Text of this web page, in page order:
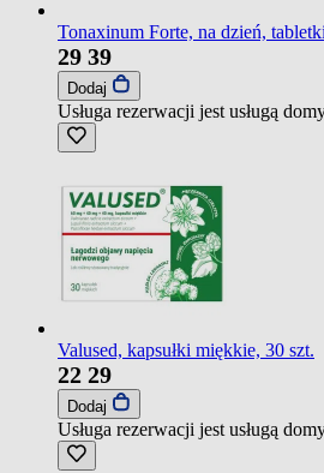
Tonaxinum Forte, na dzień,
29 39
Dodaj
Usługa rezerwacji jest usługą
Valused, kapsułki miękkie, 30 szt.
22 29
Dodaj
Usługa rezerwacji jest usługą